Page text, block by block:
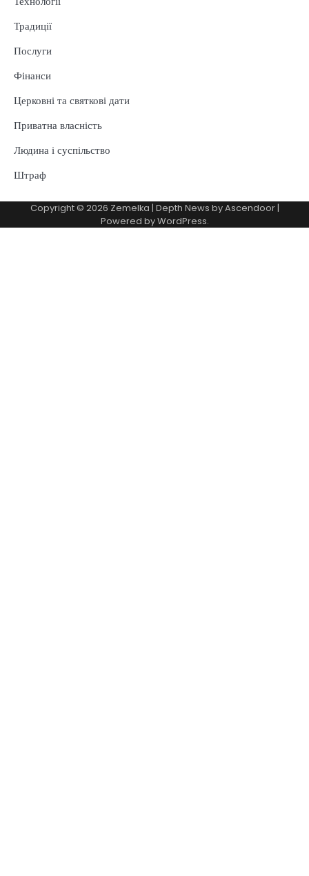
Традиції
Послуги
Фінанси
Церковні та святкові дати
Приватна власність
Людина і суспільство
Штраф
Copyright © 2026 Zemelka | Depth News byAscendoor|
Powered byWordPress.